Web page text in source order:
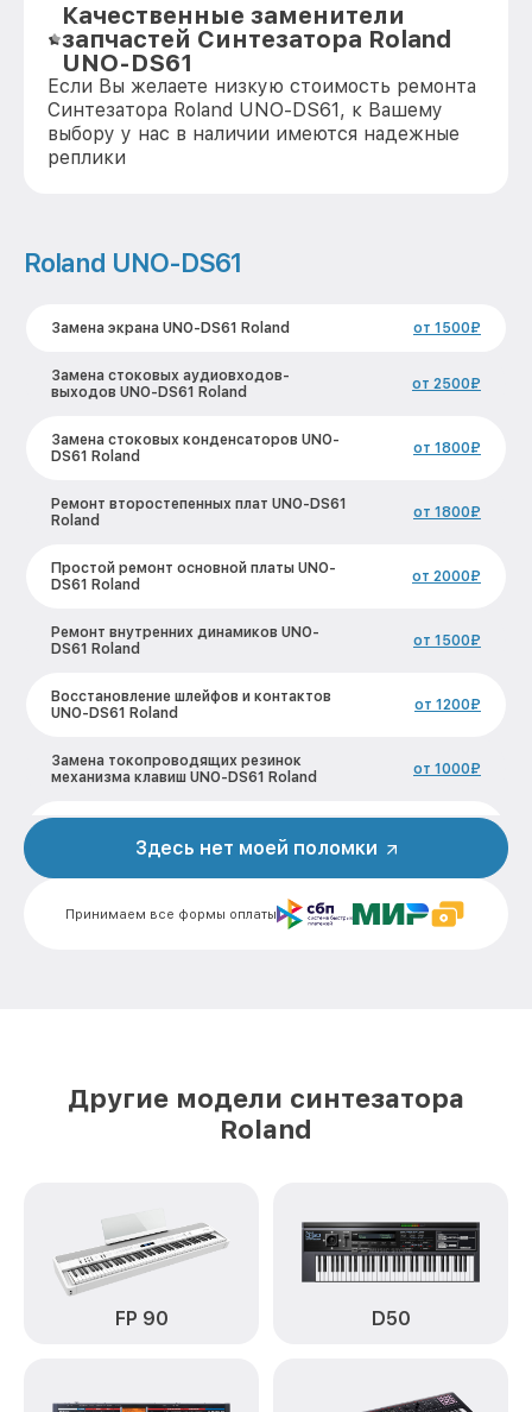
Качественные заменители
запчастей Синтезатора Roland
UNO-DS61
Если Вы желаете низкую стоимость ремонта
Синтезатора Roland UNO-DS61, к Вашему
выбору у нас в наличии имеются надежные
реплики
Roland UNO-DS61
Замена экрана UNO-DS61 Roland от 1500₽
Замена стоковых аудиовходов-
выходов UNO-DS61 Roland
от 2500₽
Замена стоковых конденсаторов UNO-
DS61 Roland
от 1800₽
Ремонт второстепенных плат UNO-DS61
Roland
от 1800₽
Простой ремонт основной платы UNO-
DS61 Roland
от 2000₽
Ремонт внутренних динамиков UNO-
DS61 Roland
от 1500₽
Восстановление шлейфов и контактов
UNO-DS61 Roland
от 1200₽
Замена токопроводящих резинок
механизма клавиш UNO-DS61 Roland
от 1000₽
механизма клавиш UNO-DS61 Roland
Roland
от 1500₽
Чистка и профилактика
внутрикорпусная UNO-DS61 Roland
Восстановление после попадания влаги
UNO-DS61 Roland
от 1500₽
Принимаем все формы оплаты
Здесь нет моей поломки
Другие модели синтезатора
Roland
FP 90 D50